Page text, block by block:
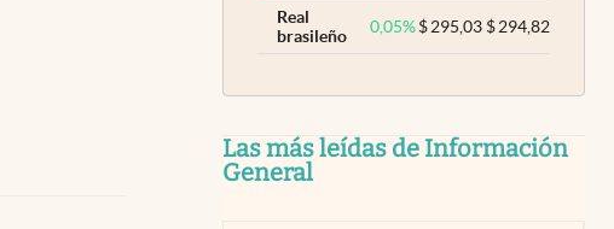
Real
brasileño
0,05% $295,03 $294,82
Las más leídas de Información
General